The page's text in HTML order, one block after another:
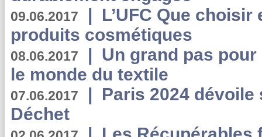
09.06.2017 | L’UFC Que
produits cosmétiques
08.06.2017 | Un grand pas
le monde du textile
07.06.2017 | Paris 2024
Déchet